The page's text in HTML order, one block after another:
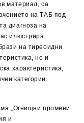
материал, са
на ТАБ под
диагноза на
илюстрира
на тиреоидни
но и
характеристика,
категории.
„Огнищни промени
и